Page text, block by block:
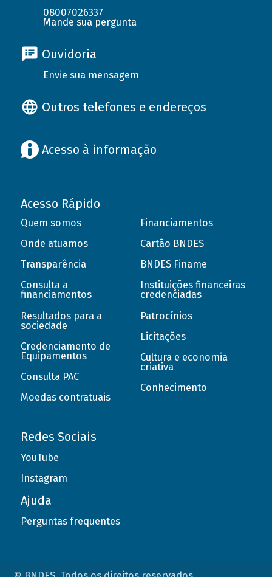
08007026337
Mande sua pergunta
Ouvidoria
Envie sua mensagem
Outros telefones e endereços
Acesso à informação
Acesso Rápido
Quem somos
Onde atuamos
Transparência
Consulta a
financiamentos
Resultados para a
sociedade
Credenciamento de
Equipamentos
Consulta PAC
Moedas contratuais
Financiamentos
Cartão BNDES
BNDES Finame
Instituições financeiras
credenciadas
Patrocínios
Licitações
Cultura e economia
criativa
Conhecimento
Redes Sociais
YouTube
Instagram
Ajuda
Perguntas frequentes